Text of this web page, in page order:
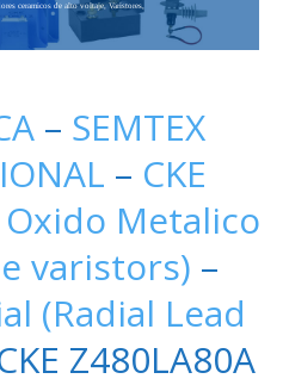
ceramicos de alto voltaje, Varistores,
– SEMTEX
– CKE
Metalico
varistors) –
(Radial Lead
Z480LA80A